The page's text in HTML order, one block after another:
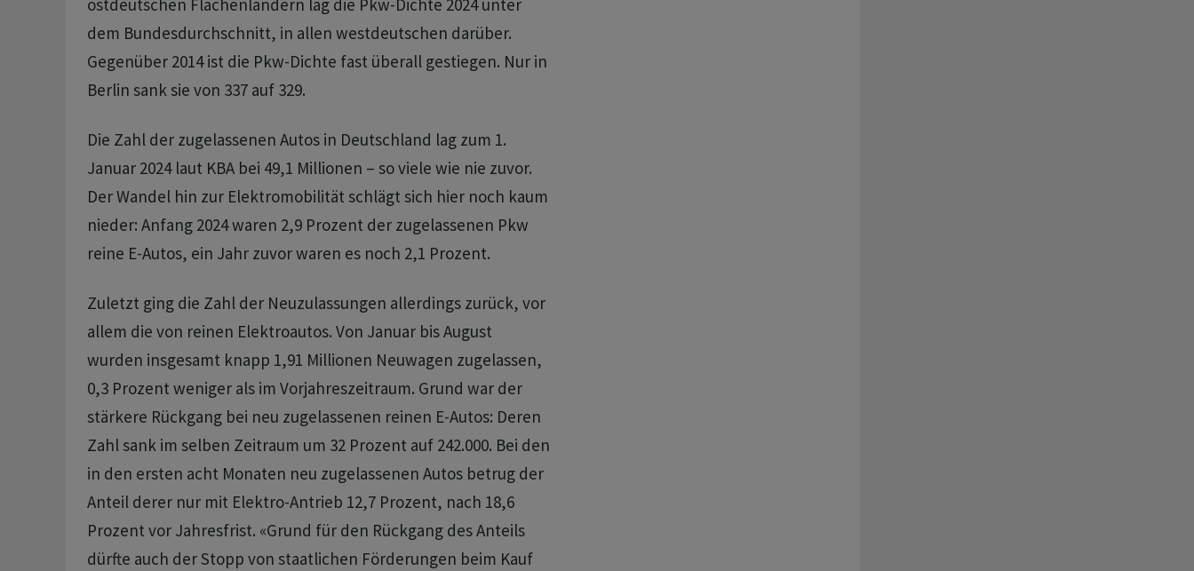
ostdeutschen Flächenländern lag die Pkw-Dichte 2024 unter
dem Bundesdurchschnitt, in allen westdeutschen darüber.
Gegenüber 2014 ist die Pkw-Dichte fast überall gestiegen. Nur in
Berlin sank sie von 337 auf 329.
Die Zahl der zugelassenen Autos in Deutschland lag zum 1.
Januar 2024 laut KBA bei 49,1 Millionen – so viele wie nie zuvor.
Der Wandel hin zur Elektromobilität schlägt sich hier noch kaum
nieder: Anfang 2024 waren 2,9 Prozent der zugelassenen Pkw
reine E-Autos, ein Jahr zuvor waren es noch 2,1 Prozent.
Zuletzt ging die Zahl der Neuzulassungen allerdings zurück, vor
allem die von reinen Elektroautos. Von Januar bis August
wurden insgesamt knapp 1,91 Millionen Neuwagen zugelassen,
0,3 Prozent weniger als im Vorjahreszeitraum. Grund war der
stärkere Rückgang bei neu zugelassenen reinen E-Autos: Deren
Zahl sank im selben Zeitraum um 32 Prozent auf 242.000. Bei den
in den ersten acht Monaten neu zugelassenen Autos betrug der
Anteil derer nur mit Elektro-Antrieb 12,7 Prozent, nach 18,6
Prozent vor Jahresfrist. «Grund für den Rückgang des Anteils
dürfte auch der Stopp von staatlichen Förderungen beim Kauf